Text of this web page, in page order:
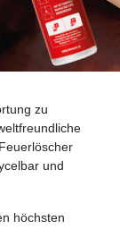
zu
und
höchsten